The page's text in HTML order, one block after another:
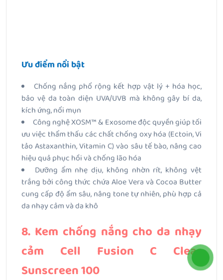
Ưu điểm nổi bật
Chống nắng phổ rộng kết hợp vật lý + hóa học,
bảo vệ da toàn diện UVA/UVB mà không gây bí da,
kích ứng, nổi mụn
Công nghệ XOSM™ & Exosome độc quyền giúp tối
ưu việc thẩm thấu các chất chống oxy hóa (Ectoin, Vi
tảo Astaxanthin, Vitamin C) vào sâu tế bào, nâng cao
hiệu quả phục hồi và chống lão hóa
Dưỡng ẩm nhẹ dịu, không nhờn rít, không vệt
trắng bởi công thức chứa Aloe Vera và Cocoa Butter
cung cấp độ ẩm sâu, nâng tone tự nhiên, phù hợp cả
da nhạy cảm và da khô
8. Kem chống nắng cho da nhạy
cảm Cell Fusion C Clear
Sunscreen 100